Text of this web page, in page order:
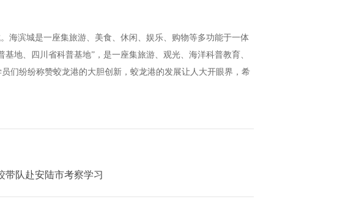
滨城是一座集旅游、美食、休闲、娱乐、购物等多功能于一体
地、四川省科普基地”，是一座集旅游、观光、海洋科普教育、
们纷纷称赞蛟龙港的大胆创新，蛟龙港的发展让人大开眼界，希
带队赴安陆市考察学习